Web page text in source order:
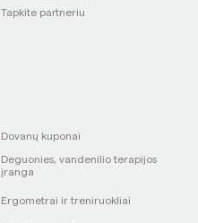
Tapkite partneriu
Dovanų kuponai
Deguonies, vandenilio terapijos
įranga
Ergometrai ir treniruokliai